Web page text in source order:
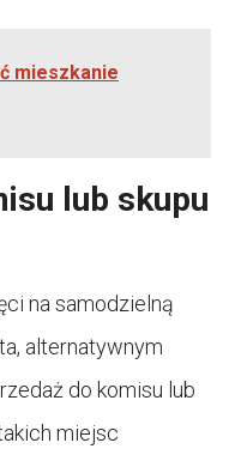
mieszkanie
lub skupu
na samodzielną
alternatywnym
do komisu lub
miejsc